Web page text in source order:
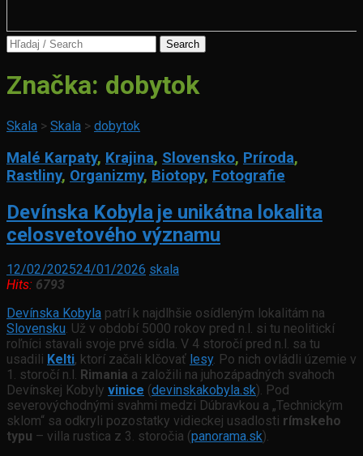
Search
Značka: dobytok
Skala > Skala > dobytok
Malé Karpaty, Krajina, Slovensko, Príroda,
Rastliny, Organizmy, Biotopy, Fotografie
Devínska Kobyla je unikátna lokalita
celosvetového významu
12/02/202524/01/2026 skala
Hits: 6793
Devínska Kobyla patrí k najdlhšie osídleným lokalitám na
Slovensku. Už v období 5000 rokov pred n.l. si tu neolitickí
roľníci stavali svoje prvé sídla. V 4 storočí pred n.l. sa tu
usadili Kelti, ktorí začali klčovať lesy. Po nich ovládli územie v
1. storočí n.l. Rimania a založili na juhozápadných svahoch
Devínskej Kobyly vinice (devinskakobyla.sk). Pod
severovýchodnými svahmi medzi Dúbravkou a „Technickým
sklom“ sa odkryli pozostatky vidieckej usadlosti rímskeho
typu – villa rustica z 3. storočia (panorama.sk).